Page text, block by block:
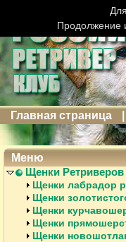
Главная страница
Меню
Щенки Ретриверов
Щенки лабрадор
Щенки
Щенки
Щенки
Щенки
Продолжение